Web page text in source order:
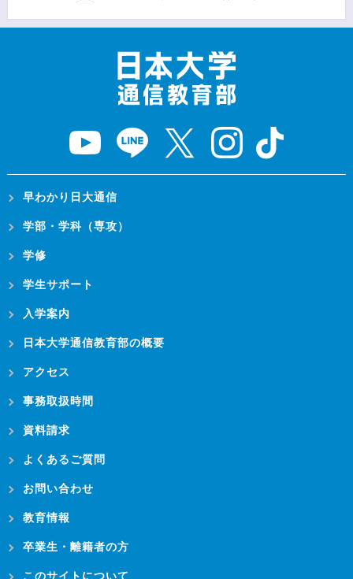
早わかり日大通信
学部・学科（専攻）
学修
学生サポート
入学案内
日本大学通信教育部の概要
アクセス
事務取扱時間
資料請求
よくあるご質問
お問い合わせ
教育情報
卒業生・離籍者の方
このサイトについて